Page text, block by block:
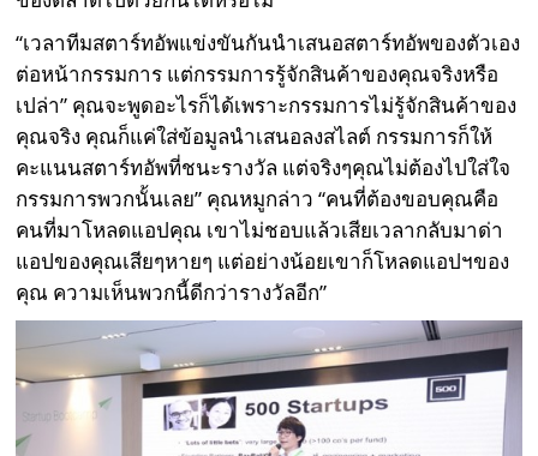
“เวลาทีมสตาร์ทอัพแข่งขันกันนำเสนอสตาร์ทอัพของตัวเอง
ต่อหน้ากรรมการ แต่กรรมการรู้จักสินค้าของคุณจริงหรือ
เปล่า” คุณจะพูดอะไรก็ได้เพราะกรรมการไม่รู้จักสินค้าของ
คุณจริง คุณก็แค่ใส่ข้อมูลนำเสนอลงสไลต์ กรรมการก็ให้
คะแนนสตาร์ทอัพที่ชนะรางวัล แต่จริงๆคุณไม่ต้องไปใส่ใจ
กรรมการพวกนั้นเลย” คุณหมูกล่าว “คนที่ต้องขอบคุณคือ
คนที่มาโหลดแอปคุณ เขาไม่ชอบแล้วเสียเวลากลับมาด่า
แอปของคุณเสียๆหายๆ แต่อย่างน้อยเขาก็โหลดแอปฯของ
คุณ ความเห็นพวกนี้ดีกว่ารางวัลอีก”